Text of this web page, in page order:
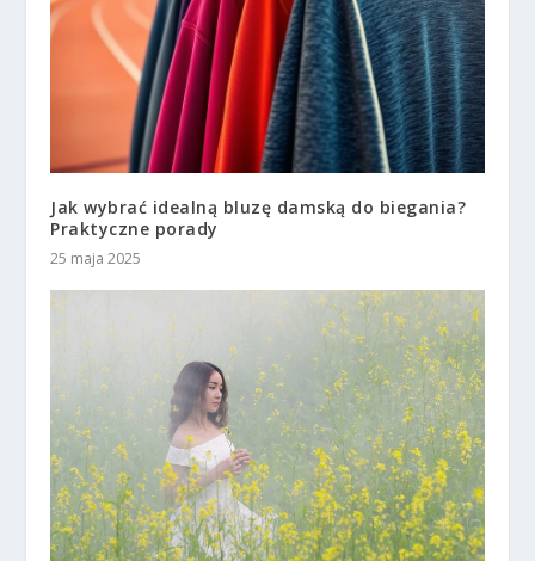
Jak wybrać idealną bluzę damską do biegania?
Praktyczne porady
25 maja 2025